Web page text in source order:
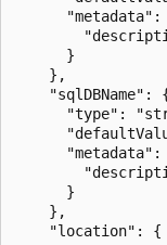
"metadata":
      }
    },
"sqlDBName":
"type":
"metadata":
      }
    },
    "location": {